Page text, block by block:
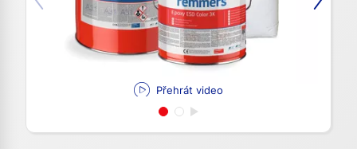
Přehrát video